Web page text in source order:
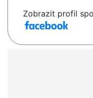
Zobrazit profil